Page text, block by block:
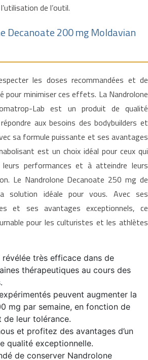
de l’outil.
Decanoate 200 mg Moldavian
les doses recommandées et de
pour minimiser ces effets. La Nandrolone
Lab est un produit de qualité
aux besoins des bodybuilders et
sa formule puissante et ses avantages
est un choix idéal pour ceux qui
leurs performances et à atteindre leurs
Le Nandrolone Decanoate 250 mg de
solution idéale pour vous. Avec ses
et ses avantages exceptionnels, ce
pour les culturistes et les athlètes
révélée très efficace dans de
thérapeutiques au cours des
peuvent augmenter la
mg par semaine, en fonction de
de leur tolérance.
et profitez des avantages d’un
qualité exceptionnelle.
de conserver Nandrolone